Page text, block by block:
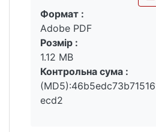
Ключові слова :
психічні розлади.
arima. prophet. машинне
Вантажиться...
Формат :
Adobe PDF
Розмір :
1.12 MB
Контрольна сума :
ecd2